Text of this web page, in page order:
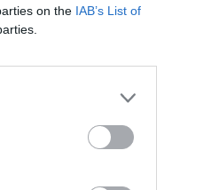
on the IAB’s List of